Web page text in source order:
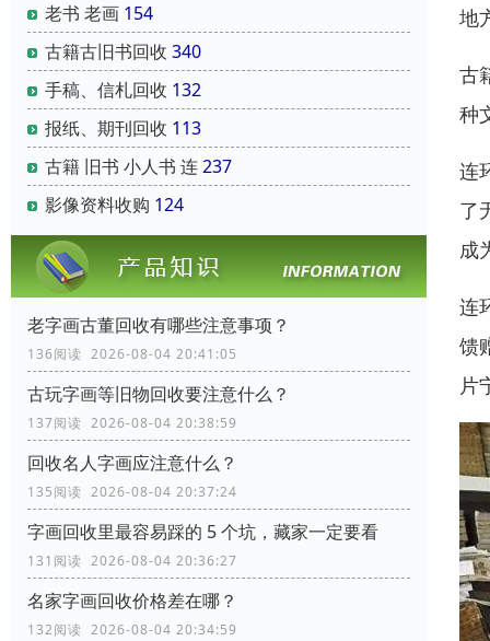
老书 老画 154
古籍古旧书回收 340
手稿、信札回收 132
报纸、期刊回收 113
古籍 旧书 小人书 连237
影像资料收购 124
老字画古董回收有哪些注意事项？
136阅读 2026-08-04 20:41:05
古玩字画等旧物回收要注意什么？
137阅读 2026-08-04 20:38:59
回收名人字画应注意什么？
135阅读 2026-08-04 20:37:24
字画回收里最容易踩的 5 个坑，藏家一定要看
131阅读 2026-08-04 20:36:27
名家字画回收价格差在哪？
132阅读 2026-08-04 20:34:59
地
古
种
连
了
成
连
馈
片